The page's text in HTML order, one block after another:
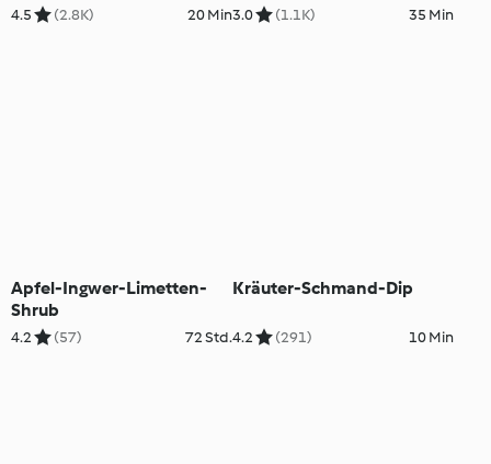
4.5 (2.8K) 20 Min3.0 (1.1K) 35 Min
Apfel-Ingwer-Limetten-
Shrub
4.2 (57) 72 Std.
Kräuter-Schmand-Dip
4.2 (291) 10 Min